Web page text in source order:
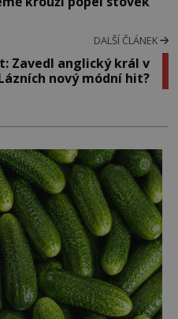
DALŠÍ ČLÁNEK
Zavedl anglický král v
nový módní hit?